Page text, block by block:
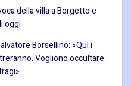
della villa a Borgetto e
oggi
Borsellino: «Qui i
Vogliono occultare